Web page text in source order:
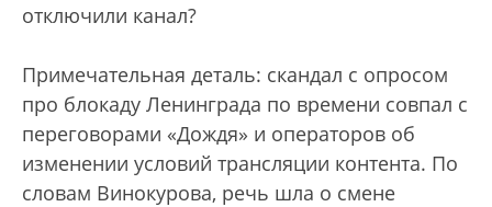
отключили канал?
Примечательная деталь: скандал с опросом
про блокаду Ленинграда по времени совпал с
переговорами «Дождя» и операторов об
изменении условий трансляции контента. По
словам Винокурова, речь шла о смене